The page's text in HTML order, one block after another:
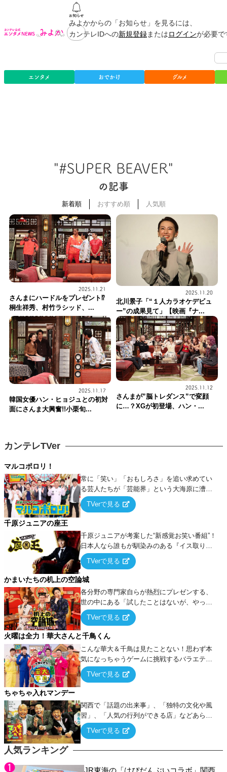
みよかからの「お知らせ」を見るには、
カンテレIDへの新規登録またはログインが必要
エンタメ おでかけ グルメ
"#SUPER BEAVER"
の記事
新着順 おすすめ順 人気順
2025.11.21
さんまにハードルをプレゼント⁉
桐生祥秀、村竹ラシッド、...
2025.11.20
北川景子「“１人カラオケデビュ
ー”の成果見て」【映画『ナ...
2025.11.17
韓国女優ハン・ヒョジュとの初対
面にさんま大興奮!!小栗旬...
2025.11.12
さんまが”脳トレダンス”で変顔
に…？XGが初登場、ハン・...
人気ランキング
カンテレTVer
マルコポロリ！
常に「笑い」「おもしろさ」を追い求めてい
る芸人たちが「芸能界」という大海原に漕ぎ
出でて、新たなオモシロ人間を発掘する！
TVerで見る
千原ジュニアの座王
千原ジュニアが考案した“新感覚お笑い番組”！
日本人なら誰もが馴染みのある『イス取りゲ
ーム』をベースに、大喜利・ギャグ・モノボ
ケ・歌…など様々なお題で芸人がショートネ
タを競い合う！
TVerで見る
かまいたちの机上の空論城
各分野の専門家自らが熱烈にプレゼンする、
世の中にある「試したことはないが、やって
みたらこうなる！…ハズ」という“机上の空
論”に若手芸人らがカラダを張って挑む！
TVerで見る
火曜は全力！華大さんと千鳥くん
こんな華大＆千鳥は見たことない！思わず本
気になっちゃうゲームに挑戦するバラエティ
ー！
TVerで見る
ちゃちゃ入れマンデー
関西で「話題の出来事」、「独特の文化や風
習」、「人気の行列ができる店」などあらゆ
るテーマについて好き放題にちゃちゃを入れ
ていく関西色を前面に押し出したトークバラ
TVerで見る